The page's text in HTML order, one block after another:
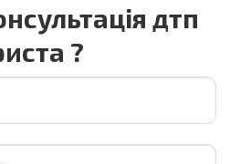
дтп
?